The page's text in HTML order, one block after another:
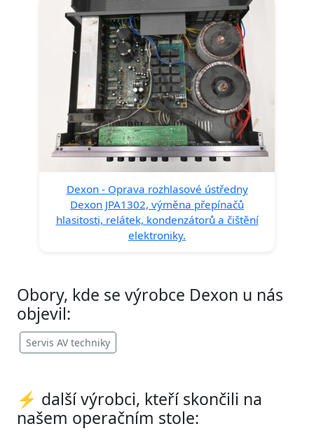
Dexon - Oprava rozhlasové ústředny
Dexon JPA1302, výměna přepínačů
hlasitosti, relátek, kondenzátorů a čištění
elektroniky.
Obory, kde se výrobce Dexon u nás
objevil:
Servis AV techniky
⚡ další výrobci, kteří skončili na
našem operačním stole: